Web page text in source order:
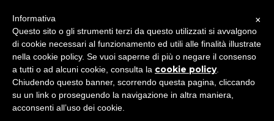
OPEL FRONTERA
×
Informativa
Questo sito o gli strumenti terzi da questo utilizzati si avvalgono
di cookie necessari al funzionamento ed utili alle finalità illustrate
nella cookie policy. Se vuoi saperne di più o negare il consenso
a tutti o ad alcuni cookie, consulta la cookie policy.
Chiudendo questo banner, scorrendo questa pagina, cliccando
su un link o proseguendo la navigazione in altra maniera,
acconsenti all’uso dei cookie.